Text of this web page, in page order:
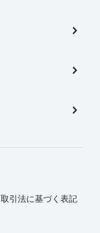
引法に基づく表記